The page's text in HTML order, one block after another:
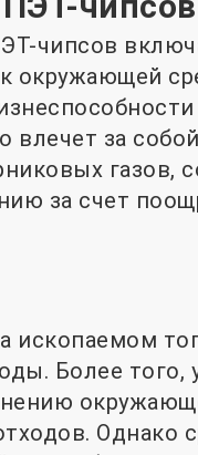
чипсов
окружающей
влечет за
газов,
за счет
ископаемом
Более того,
Однако